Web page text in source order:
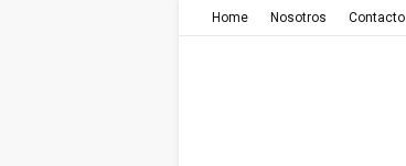
Home Nosotros Contacto